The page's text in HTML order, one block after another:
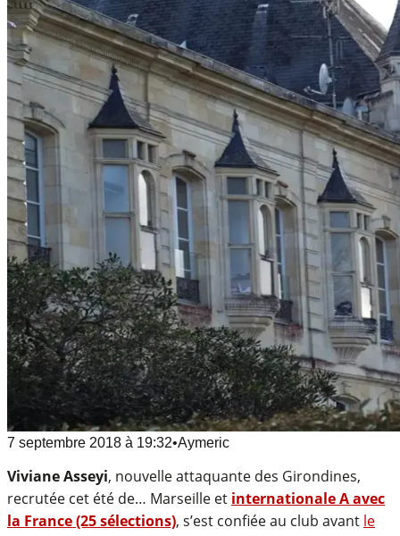
7 septembre 2018 à 19:32•Aymeric
Viviane Asseyi, nouvelle attaquante des Girondines,
recrutée cet été de… Marseille et internationale A avec
la France (25 sélections), s’est confiée au club avant le